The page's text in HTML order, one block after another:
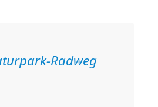
Radweg